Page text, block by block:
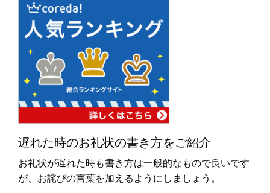
遅れた時のお礼状の書き方をご紹介
お礼状が遅れた時も書き方は一般的なもので良いです
が、お詫びの言葉を加えるようにしましょう。